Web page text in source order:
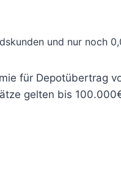
und nur noch
für Depotübertrag
gelten bis